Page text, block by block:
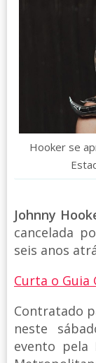
Hooker se
Johnny
cancelada
seis anos
Curta o Guia
Contratado
neste
evento pela